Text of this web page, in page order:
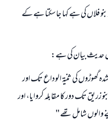
فلاں كى ہے كہا جا سكتا ہے كے
حديث بيان كى ہے:
گھوڑوں كى ثنيۃ الوداع تك اور
زريق تك دور كا مقابلہ كروايا، اور
والوں شامل تھے "